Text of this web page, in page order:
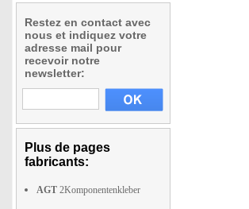
Restez en contact avec
nous et indiquez votre
adresse mail pour
recevoir notre
newsletter:
Plus de pages
fabricants:
AGT 2Komponentenkleber